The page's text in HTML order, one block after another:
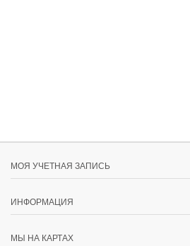
МОЯ УЧЕТНАЯ ЗАПИСЬ
ИНФОРМАЦИЯ
МЫ НА КАРТАХ